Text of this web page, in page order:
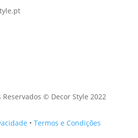
© Decor Style 2022
•Termos e Condições